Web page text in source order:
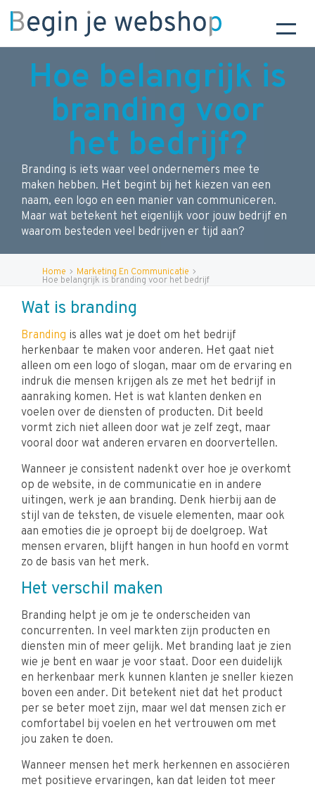
Hoe belangrijk is
branding voor
het bedrijf?
Branding is iets waar veel ondernemers mee te
maken hebben. Het begint bij het kiezen van een
naam, een logo en een manier van communiceren.
Maar wat betekent het eigenlijk voor jouw bedrijf en
waarom besteden veel bedrijven er tijd aan?
Home Marketing En Communicatie
Hoe belangrijk is branding voor het bedrijf
Wat is branding
Branding is alles wat je doet om het bedrijf
herkenbaar te maken voor anderen. Het gaat niet
alleen om een logo of slogan, maar om de ervaring en
indruk die mensen krijgen als ze met het bedrijf in
aanraking komen. Het is wat klanten denken en
voelen over de diensten of producten. Dit beeld
vormt zich niet alleen door wat je zelf zegt, maar
vooral door wat anderen ervaren en doorvertellen.
Wanneer je consistent nadenkt over hoe je overkomt
op de website, in de communicatie en in andere
uitingen, werk je aan branding. Denk hierbij aan de
stijl van de teksten, de visuele elementen, maar ook
aan emoties die je oproept bij de doelgroep. Wat
mensen ervaren, blijft hangen in hun hoofd en vormt
zo de basis van het merk.
Het verschil maken
Branding helpt je om je te onderscheiden van
concurrenten. In veel markten zijn producten en
diensten min of meer gelijk. Met branding laat je zien
wie je bent en waar je voor staat. Door een duidelijk
en herkenbaar merk kunnen klanten je sneller kiezen
boven een ander. Dit betekent niet dat het product
per se beter moet zijn, maar wel dat mensen zich er
comfortabel bij voelen en het vertrouwen om met
jou zaken te doen.
Wanneer mensen het merk herkennen en associëren
met positieve ervaringen, kan dat leiden tot meer